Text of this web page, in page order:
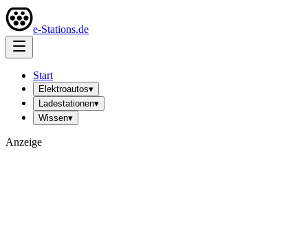
e-Stations.de
Start
Elektroautos▾
Ladestationen▾
Wissen▾
Anzeige